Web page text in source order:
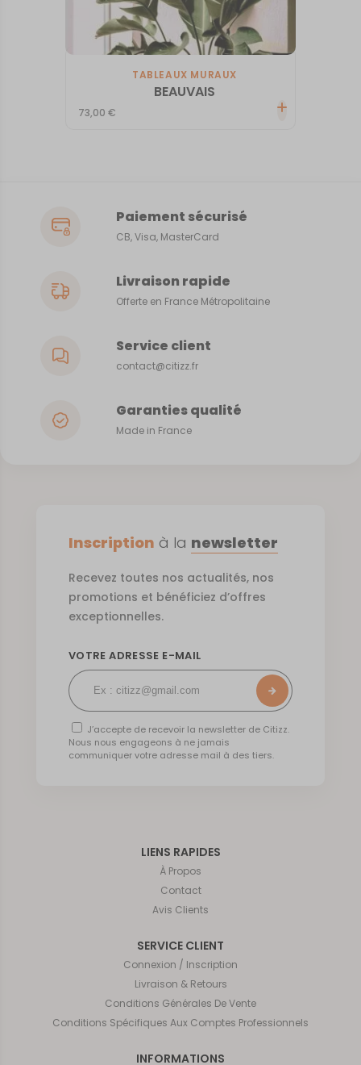
TABLEAUX MURAUX
BEAUVAIS
73,00€
Paiement sécurisé
CB, Visa, MasterCard
Livraison rapide
Offerte en France Métropolitaine
Service client
contact@citizz.fr
Garanties qualité
Made in France
LIENS RAPIDES
À Propos
Contact
Avis Clients
SERVICE CLIENT
Connexion / Inscription
Livraison & Retours
Conditions Générales De Vente
Conditions Spécifiques Aux Comptes Professionnels
INFORMATIONS
Inscription à la newsletter
Recevez toutes nos actualités, nos
promotions et bénéficiez d’offres
exceptionnelles.
VOTRE ADRESSE E-MAIL
J’accepte de recevoir la newsletter de Citizz.
Nous nous engageons à ne jamais
communiquer votre adresse mail à des tiers.